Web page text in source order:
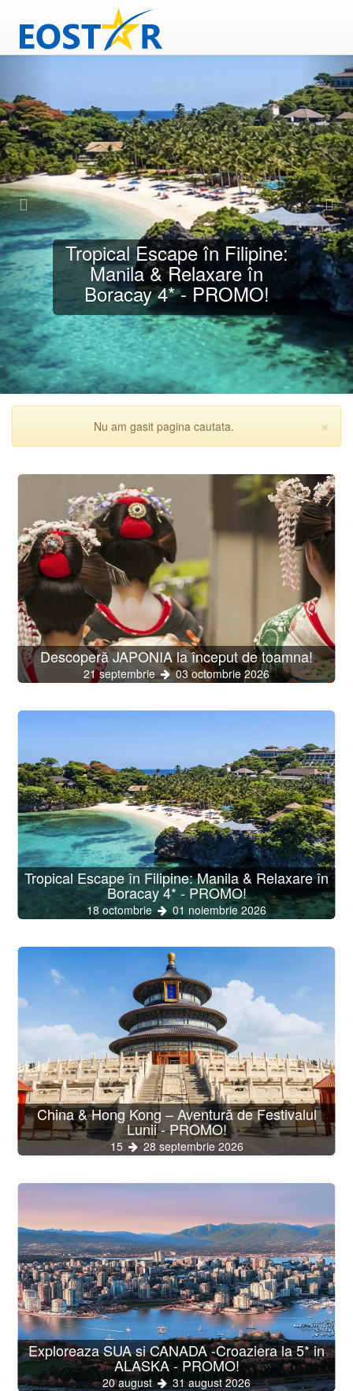
China & Hong Kong –
Aventură de Festivalul Lunii
- PROMO!
×
Nu am gasit pagina cautata.
Descoperă JAPONIA la început de toamna!
21 septembrie 03 octombrie 2026
Tropical Escape în Filipine: Manila & Relaxare în
Boracay 4* - PROMO!
18 octombrie 01 noiembrie 2026
China & Hong Kong – Aventură de Festivalul
Lunii - PROMO!
15 28 septembrie 2026
Exploreaza SUA si CANADA -Croaziera la 5* in
ALASKA - PROMO!
20 august 31 august 2026